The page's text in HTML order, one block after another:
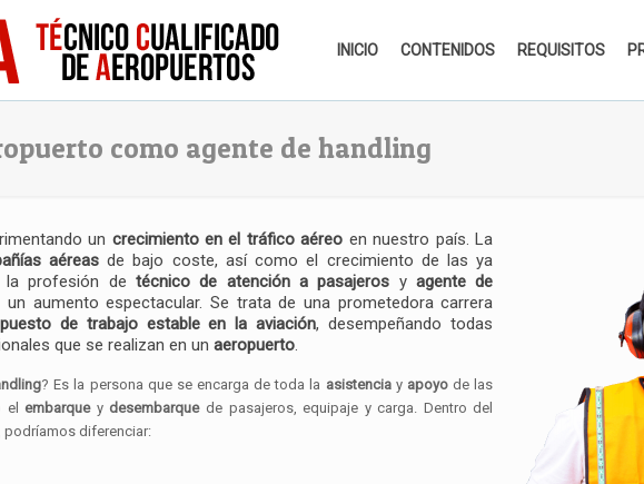
INICIO CONTENIDOS REQUISITOS
como agente de handling
un crecimiento en el tráfico aéreo en nuestro país. La
aéreas de bajo coste, así como el crecimiento de las ya
la profesión detécnico de atención a pasajeros y agente de
un aumento espectacular. Se trata de una prometedora carrera
puesto de trabajo estable en la aviación, desempeñando todas
que se realizan en unaeropuerto.
? Es la persona que se encarga de toda la asistenciay apoyode las
elembarquey desembarquede pasajeros, equipaje y carga. Dentro del
podríamos diferenciar: